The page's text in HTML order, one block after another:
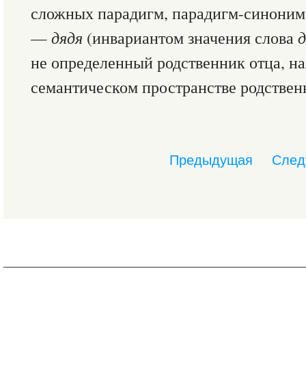
сложных парадигм, парадигм-
—дядя (инвариантом значения слова
не определенный родственник отца,
семантическом пространстве
Предыдущая